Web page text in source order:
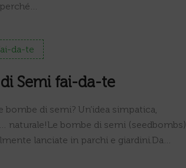
da-te
Semi fai-da-te
bombe di semi? Un’idea simpatica,
naturale!Le bombe di semi (seedbombs)
lanciate in parchi e giardini.Da…